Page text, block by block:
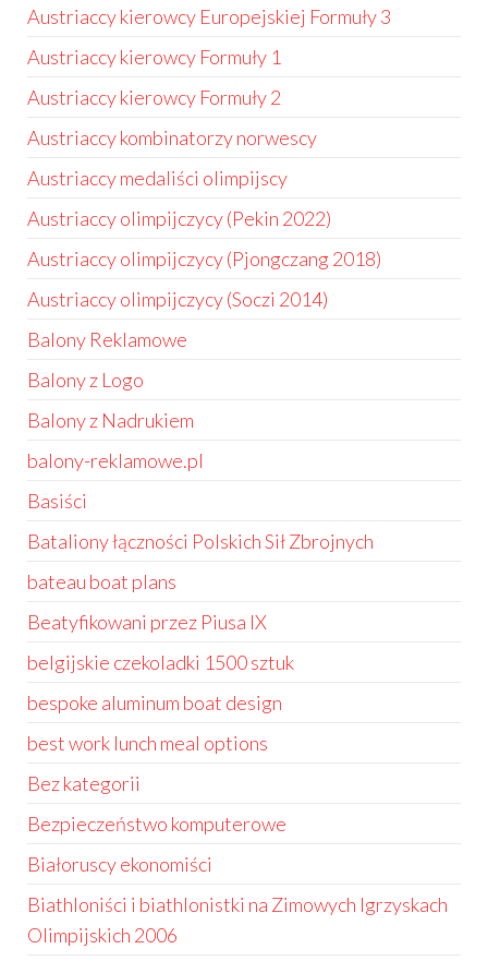
Austriaccy kierowcy Europejskiej Formuły 3
Austriaccy kierowcy Formuły 1
Austriaccy kierowcy Formuły 2
Austriaccy kombinatorzy norwescy
Austriaccy medaliści olimpijscy
Austriaccy olimpijczycy (Pekin 2022)
Austriaccy olimpijczycy (Pjongczang 2018)
Austriaccy olimpijczycy (Soczi 2014)
Balony Reklamowe
Balony z Logo
Balony z Nadrukiem
balony-reklamowe.pl
Basiści
Bataliony łączności Polskich Sił Zbrojnych
bateau boat plans
Beatyfikowani przez Piusa IX
belgijskie czekoladki 1500 sztuk
bespoke aluminum boat design
best work lunch meal options
Bez kategorii
Bezpieczeństwo komputerowe
Białoruscy ekonomiści
Biathloniści i biathlonistki na Zimowych Igrzyskach
Olimpijskich 2006